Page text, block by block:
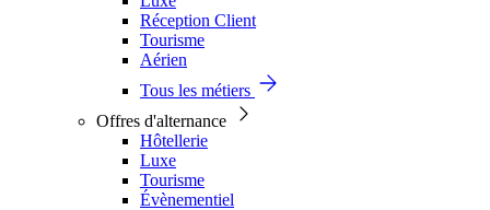
Réception Client
Tourisme
Aérien
Tous les métiers
Offres d'alternance
Hôtellerie
Luxe
Tourisme
Évènementiel